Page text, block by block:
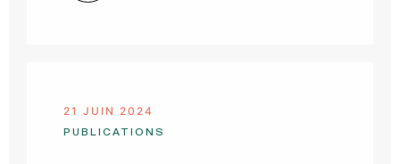
21 JUIN 2024
PUBLICATIONS